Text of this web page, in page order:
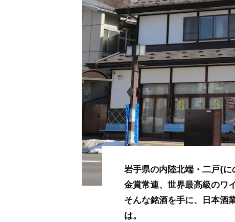
岩手県の内陸北端・二戸(に
金賞常連、世界最高級のワ
そんな銘酒を手に、日本酒
は。